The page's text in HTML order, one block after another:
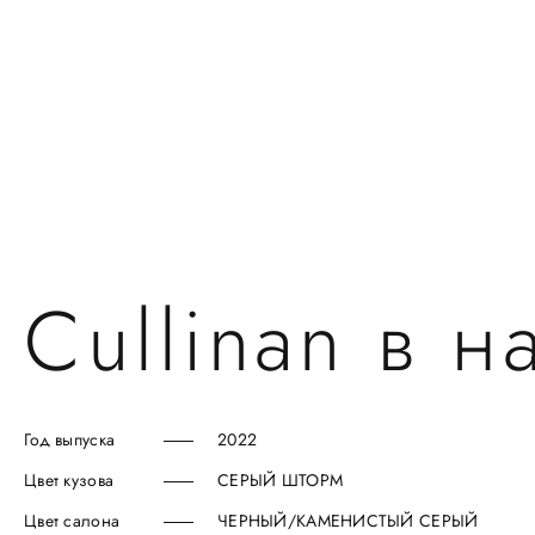
Cullinan в
Год выпуска
2022
Цвет кузова
CЕРЫЙ ШТОРМ
Цвет салона
ЧЕРНЫЙ/КАМЕНИСТЫЙ СЕРЫЙ